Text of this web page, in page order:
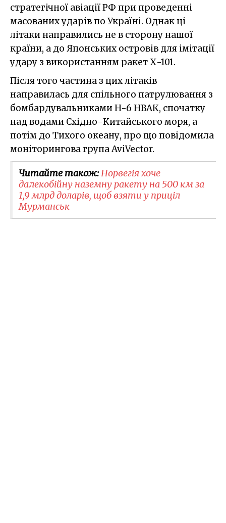
стратегічної авіації РФ при проведенні
масованих ударів по Україні. Однак ці
літаки направились не в сторону нашої
країни, а до Японських островів для імітації
удару з використанням ракет Х-101.
Після того частина з цих літаків
направилась для спільного патрулювання з
бомбардувальниками H-6 НВАК, спочатку
над водами Східно-Китайського моря, а
потім до Тихого океану, про що повідомила
моніторингова група AviVector.
Читайте також:Норвегія хоче
далекобійну наземну ракету на 500 км за
1,9 млрд доларів, щоб взяти у приціл
Мурманськ